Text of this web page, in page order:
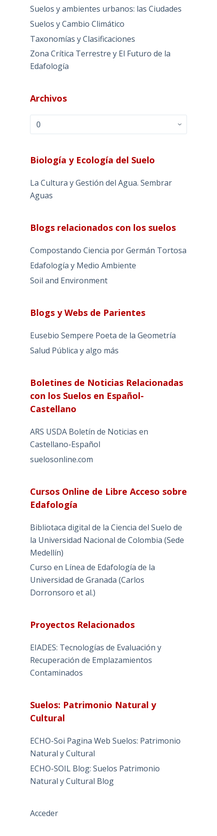
Suelos y ambientes urbanos: las Ciudades
Suelos y Cambio Climático
Taxonomías y Clasificaciones
Zona Crítica Terrestre y El Futuro de la
Edafología
Archivos
Archivos
Biología y Ecología del Suelo
La Cultura y Gestión del Agua. Sembrar
Aguas
Blogs relacionados con los suelos
Compostando Ciencia por Germán Tortosa
Edafología y Medio Ambiente
Soil and Environment
Blogs y Webs de Parientes
Eusebio Sempere Poeta de la Geometría
Salud Pública y algo más
Boletines de Noticias Relacionadas
con los Suelos en Español-
Castellano
ARS USDA Boletín de Noticias en
Castellano-Español
suelosonline.com
Cursos Online de Libre Acceso sobre
Edafología
Bibliotaca digital de la Ciencia del Suelo de
la Universidad Nacional de Colombia (Sede
Medellín)
Curso en Línea de Edafología de la
Universidad de Granada (Carlos
Dorronsoro et al.)
Proyectos Relacionados
EIADES: Tecnologías de Evaluación y
Recuperación de Emplazamientos
Contaminados
Suelos: Patrimonio Natural y
Cultural
ECHO-Soi Pagina Web Suelos: Patrimonio
Natural y Cultural
ECHO-SOIL Blog: Suelos Patrimonio
Natural y Cultural Blog
Acceder